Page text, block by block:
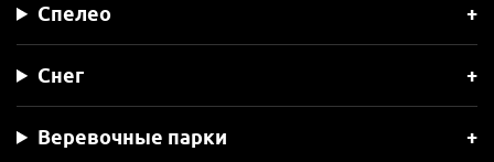
Спелео
Снег
Веревочные парки